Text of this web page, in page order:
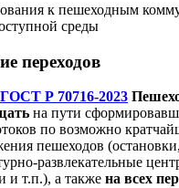
к пешеходным
среды
переходов
ГОСТ Р 70716-2023
на пути
по возможно
пешеходов
развлекательные
и т.п.), а также на всех